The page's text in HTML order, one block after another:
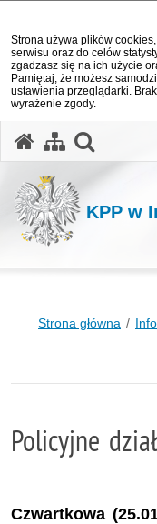
Strona używa plików
serwisu oraz do celów
zgadzasz się na ich użycie
Pamiętaj, że możesz
ustawienia przeglądarki.
wyrażenie zgody.
KPP w
Strona główna
Policyjne
Czwartkowa